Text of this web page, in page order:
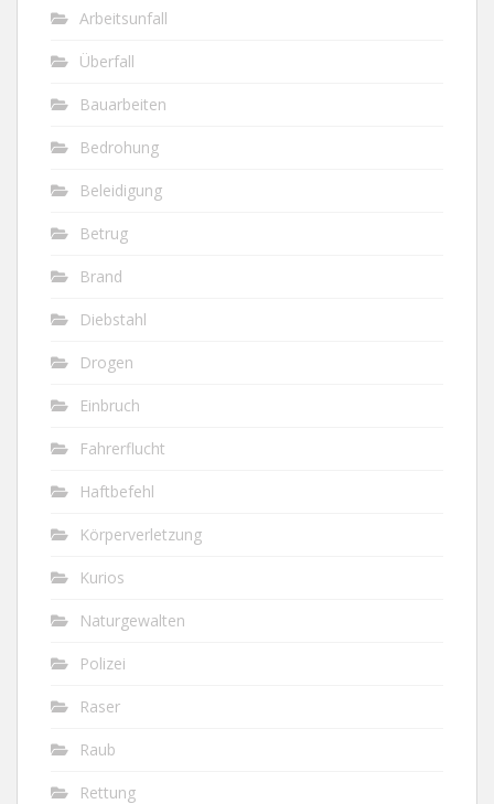
Arbeitsunfall
Überfall
Bauarbeiten
Bedrohung
Beleidigung
Betrug
Brand
Diebstahl
Drogen
Einbruch
Fahrerflucht
Haftbefehl
Körperverletzung
Kurios
Naturgewalten
Polizei
Raser
Raub
Rettung